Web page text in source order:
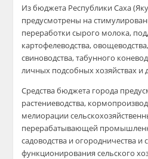
Из бюджета Республики Саха
предусмотрены на
переработки сырого молока,
картофелеводства,
свиноводства, табунного
личных подсобных хозяйствах и
Средства бюджета города
растениеводства,
мелиорации
перерабатывающей
садоводства и огородничества
функционирования сельского